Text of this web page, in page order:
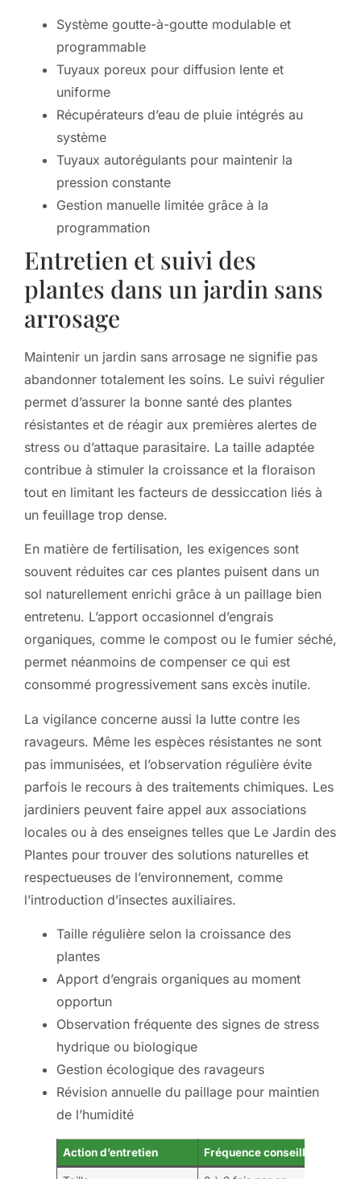
Système goutte-à-goutte modulable et
programmable
Tuyaux poreux pour diffusion lente et
uniforme
Récupérateurs d’eau de pluie intégrés au
système
Tuyaux autorégulants pour maintenir la
pression constante
Gestion manuelle limitée grâce à la
programmation
Entretien et suivi des
plantes dans un jardin sans
arrosage
Maintenir un jardin sans arrosage ne signifie pas
abandonner totalement les soins. Le suivi régulier
permet d’assurer la bonne santé des plantes
résistantes et de réagir aux premières alertes de
stress ou d’attaque parasitaire. La taille adaptée
contribue à stimuler la croissance et la floraison
tout en limitant les facteurs de dessiccation liés à
un feuillage trop dense.
En matière de fertilisation, les exigences sont
souvent réduites car ces plantes puisent dans un
sol naturellement enrichi grâce à un paillage bien
entretenu. L’apport occasionnel d’engrais
organiques, comme le compost ou le fumier séché,
permet néanmoins de compenser ce qui est
consommé progressivement sans excès inutile.
La vigilance concerne aussi la lutte contre les
ravageurs. Même les espèces résistantes ne sont
pas immunisées, et l’observation régulière évite
parfois le recours à des traitements chimiques. Les
jardiniers peuvent faire appel aux associations
locales ou à des enseignes telles que Le Jardin des
Plantes pour trouver des solutions naturelles et
respectueuses de l’environnement, comme
l’introduction d’insectes auxiliaires.
Taille régulière selon la croissance des
plantes
Apport d’engrais organiques au moment
opportun
Observation fréquente des signes de stress
hydrique ou biologique
Gestion écologique des ravageurs
Révision annuelle du paillage pour maintien
de l’humidité
Action d’entretien Fréquence conseillée